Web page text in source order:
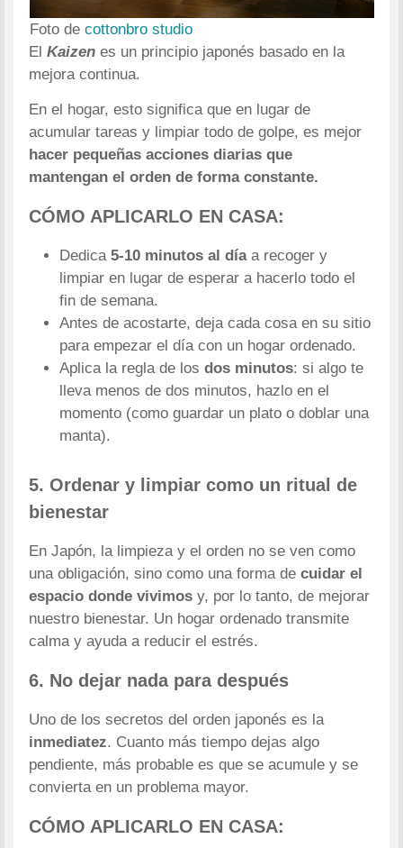
Foto de cottonbro studio
ElKaizen es un principio japonés basado en la
mejora continua.
En el hogar, esto significa que en lugar de
acumular tareas y limpiar todo de golpe, es mejor
hacer pequeñas acciones diarias que
mantengan el orden de forma constante.
CÓMO APLICARLO EN CASA:
Dedica5-10 minutos al díaa recoger y
limpiar en lugar de esperar a hacerlo todo el
fin de semana.
Antes de acostarte, deja cada cosa en su sitio
para empezar el día con un hogar ordenado.
Aplica la regla de losdos minutos: si algo te
lleva menos de dos minutos, hazlo en el
momento (como guardar un plato o doblar una
manta).
5. Ordenar y limpiar como un ritual de
bienestar
En Japón, la limpieza y el orden no se ven como
una obligación, sino como una forma decuidar el
espacio donde vivimos y, por lo tanto, de mejorar
nuestro bienestar. Un hogar ordenado transmite
calma y ayuda a reducir el estrés.
6. No dejar nada para después
Uno de los secretos del orden japonés es la
inmediatez. Cuanto más tiempo dejas algo
pendiente, más probable es que se acumule y se
convierta en un problema mayor.
CÓMO APLICARLO EN CASA: